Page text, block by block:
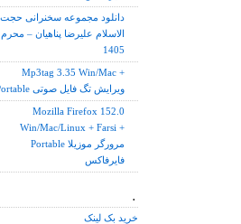
دانلود مجموعه سخنرانی حجت
الاسلام علیرضا پناهیان – محرم
1405
Mp3tag 3.35 Win/Mac +
Portable ویرایش تگ فایل صوتی
Mozilla Firefox 152.0
Win/Mac/Linux + Farsi +
Portable مرورگر موزیلا
فایرفاکس
.
خرید بک لینک